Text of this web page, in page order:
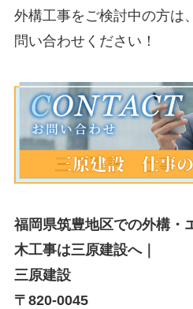
外構工事をご検討中の方は
問い合わせください！
福岡県筑豊地区での外構・
木工事は三原建設へ｜
三原建設
〒820-0045